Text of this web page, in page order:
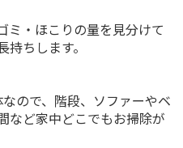
ミ・ほこりの量を見分けて
ちします。
ので、階段、ソファーやベ
など家中どこでもお掃除が